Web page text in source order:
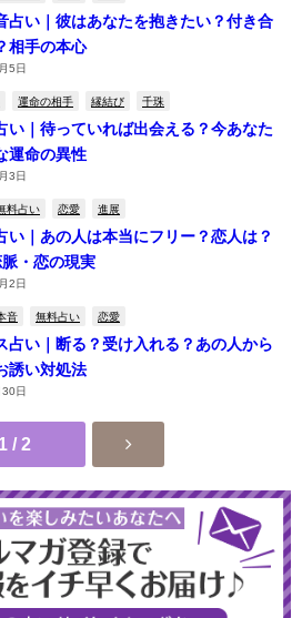
占い｜彼はあなたを抱きたい？付き合
相手の本心
5日
運命の相手 縁結び 千珠
い｜待っていれば出会える？今あなた
運命の異性
3日
料占い 恋愛 進展
い｜あの人は本当にフリー？恋人は？
・恋の現実
2日
音 無料占い 恋愛
占い｜断る？受け入れる？あの人から
誘い対処法
日
1 / 2